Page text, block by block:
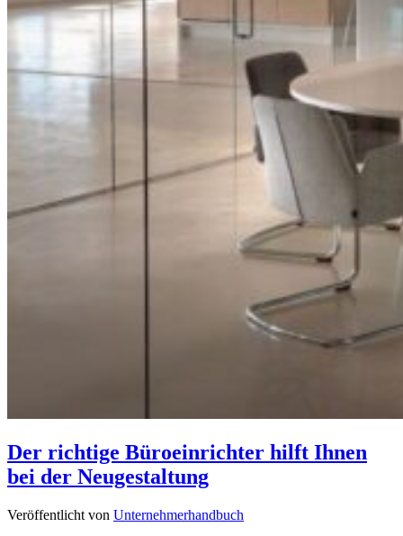
Der richtige Büroeinrichter hilft Ihnen
bei der Neugestaltung
Veröffentlicht von Unternehmerhandbuch